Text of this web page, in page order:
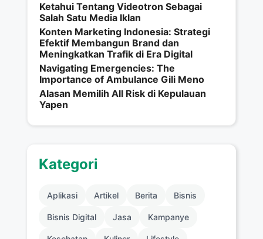
Ketahui Tentang Videotron Sebagai
Salah Satu Media Iklan
Konten Marketing Indonesia: Strategi
Efektif Membangun Brand dan
Meningkatkan Trafik di Era Digital
Navigating Emergencies: The
Importance of Ambulance Gili Meno
Alasan Memilih All Risk di Kepulauan
Yapen
Kategori
Aplikasi Artikel Berita Bisnis
Bisnis Digital Jasa Kampanye